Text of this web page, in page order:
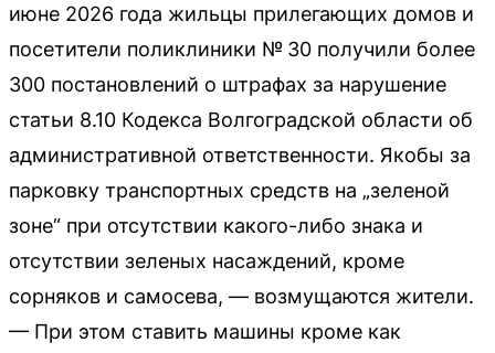
июне 2026 года жильцы прилегающих домов и
посетители поликлиники № 30 получили более
300 постановлений о штрафах за нарушение
статьи 8.10 Кодекса Волгоградской области об
административной ответственности. Якобы за
парковку транспортных средств на „зеленой
зоне“ при отсутствии какого-либо знака и
отсутствии зеленых насаждений, кроме
сорняков и самосева, — возмущаются жители.
— При этом ставить машины кроме как